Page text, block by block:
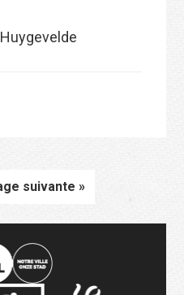
suivante »